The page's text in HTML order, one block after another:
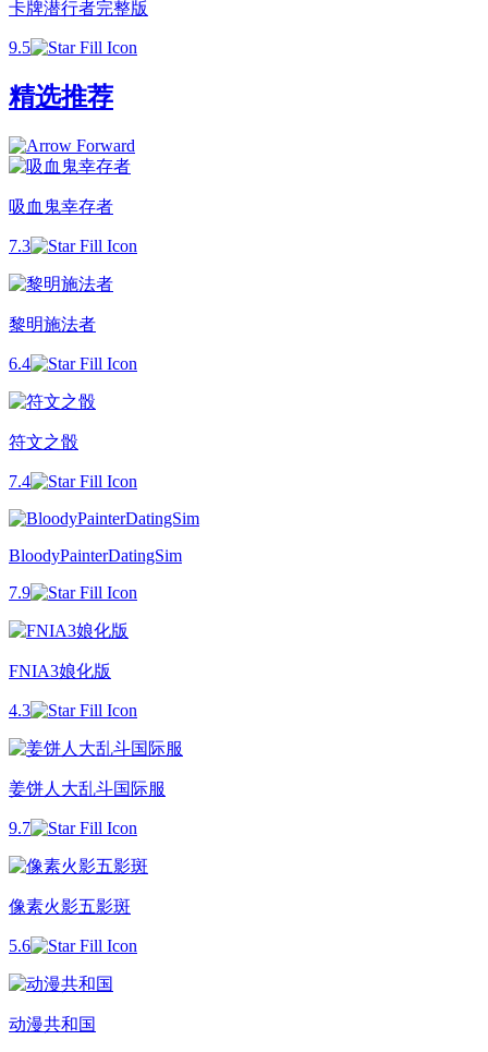
卡牌潜行者完整版
9.5
精选推荐
吸血鬼幸存者
7.3
黎明施法者
6.4
符文之骰
7.4
BloodyPainterDatingSim
7.9
FNIA3娘化版
4.3
姜饼人大乱斗国际服
9.7
像素火影五影斑
5.6
动漫共和国